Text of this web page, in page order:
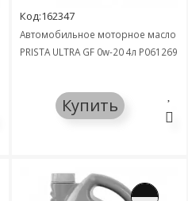
Код:162347
Автомобильное моторное масло
PRISTA ULTRA GF 0w-20 4л P061269
Купить